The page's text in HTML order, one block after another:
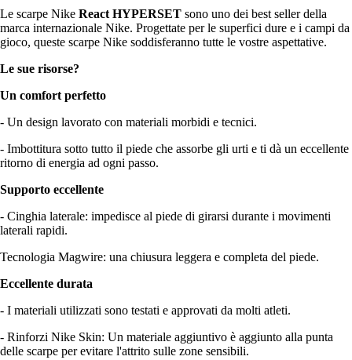
Le scarpe Nike React HYPERSET sono uno dei best seller della
marca internazionale Nike. Progettate per le superfici dure e i campi da
gioco, queste scarpe Nike soddisferanno tutte le vostre aspettative.
Le sue risorse?
Un comfort perfetto
- Un design lavorato con materiali morbidi e tecnici.
- Imbottitura sotto tutto il piede che assorbe gli urti e ti dà un eccellente
ritorno di energia ad ogni passo.
Supporto eccellente
- Cinghia laterale: impedisce al piede di girarsi durante i movimenti
laterali rapidi.
Tecnologia Magwire: una chiusura leggera e completa del piede.
Eccellente durata
- I materiali utilizzati sono testati e approvati da molti atleti.
- Rinforzi Nike Skin: Un materiale aggiuntivo è aggiunto alla punta
delle scarpe per evitare l'attrito sulle zone sensibili.